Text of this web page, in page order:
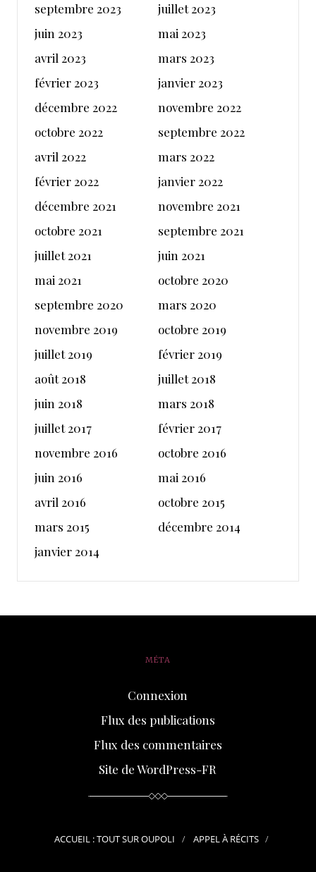
septembre 2023
juillet 2023
juin 2023
mai 2023
avril 2023
mars 2023
février 2023
janvier 2023
décembre 2022
novembre 2022
octobre 2022
septembre 2022
avril 2022
mars 2022
février 2022
janvier 2022
décembre 2021
novembre 2021
octobre 2021
septembre 2021
juillet 2021
juin 2021
mai 2021
octobre 2020
septembre 2020
mars 2020
novembre 2019
octobre 2019
juillet 2019
février 2019
août 2018
juillet 2018
juin 2018
mars 2018
juillet 2017
février 2017
novembre 2016
octobre 2016
juin 2016
mai 2016
avril 2016
octobre 2015
mars 2015
décembre 2014
janvier 2014
MÉTA
Connexion
Flux des publications
Flux des commentaires
Site de WordPress-FR
ACCUEIL : TOUT SUR OUPOLI APPEL À RÉCITS